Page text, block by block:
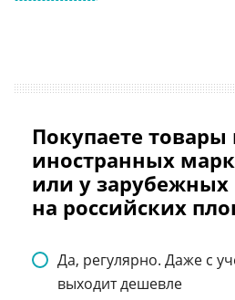
Покупаете товары
иностранных
или у зарубежных
на российских
Да, регулярно. Даже с
выходит дешевле